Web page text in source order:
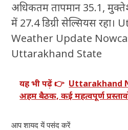
अधिकतम तापमान 35.1,
में 27.4 डिग्री सेल्सियस
Weather Update
Uttarakhand State
यह भी पढ़ें 👉 Uttarakhand
अहम बैठक, कई महत्वपूर्ण